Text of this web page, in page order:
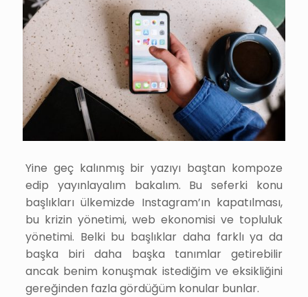
Yine geç kalınmış bir yazıyı baştan kompoze
edip yayınlayalım bakalım. Bu seferki konu
başlıkları ülkemizde Instagram’ın kapatılması,
bu krizin yönetimi, web ekonomisi ve topluluk
yönetimi. Belki bu başlıklar daha farklı ya da
başka biri daha başka tanımlar getirebilir
ancak benim konuşmak istediğim ve eksikliğini
gereğinden fazla gördüğüm konular bunlar.